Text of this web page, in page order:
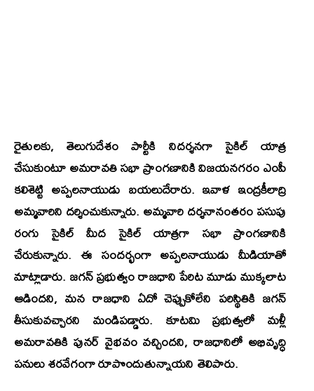
రైతులకు, తెలుగుదేశం పార్టీకి నిదర్శనగా సైకిల్ యాత్ర
చేసుకుంటూ అమరావతి సభా ప్రాంగణానికి విజయనగరం ఎంపీ
కలిశెట్టి అప్పలనాయుడు బయలుదేరారు. ఇవాళ ఇంద్రకీలాద్రి
అమ్మవారిని దర్శించుకున్నారు. అమ్మవారి దర్శనానంతరం పసుపు
రంగు సైకిల్ మీద సైకిల్ యాత్రగా సభా ప్రాంగణానికి
చేరుకున్నారు. ఈ సందర్భంగా అప్పలనాయుడు మీడియాతో
మాట్లాడారు. జగన్ ప్రభుత్వం రాజధాని పేరిట మూడు ముక్కలాట
ఆడిందని, మన రాజధాని ఏదో చెప్పుకోలేని పరిస్థితికి జగన్
తీసుకువచ్చారని మండిపడ్డారు. కూటమి ప్రభుత్వలో మళ్లీ
అమరావతికి పునర్ వైభవం వచ్చిందని, రాజధానిలో అభివృద్ధి
పనులు శరవేగంగా రూపొందుతున్నాయని తెలిపారు.